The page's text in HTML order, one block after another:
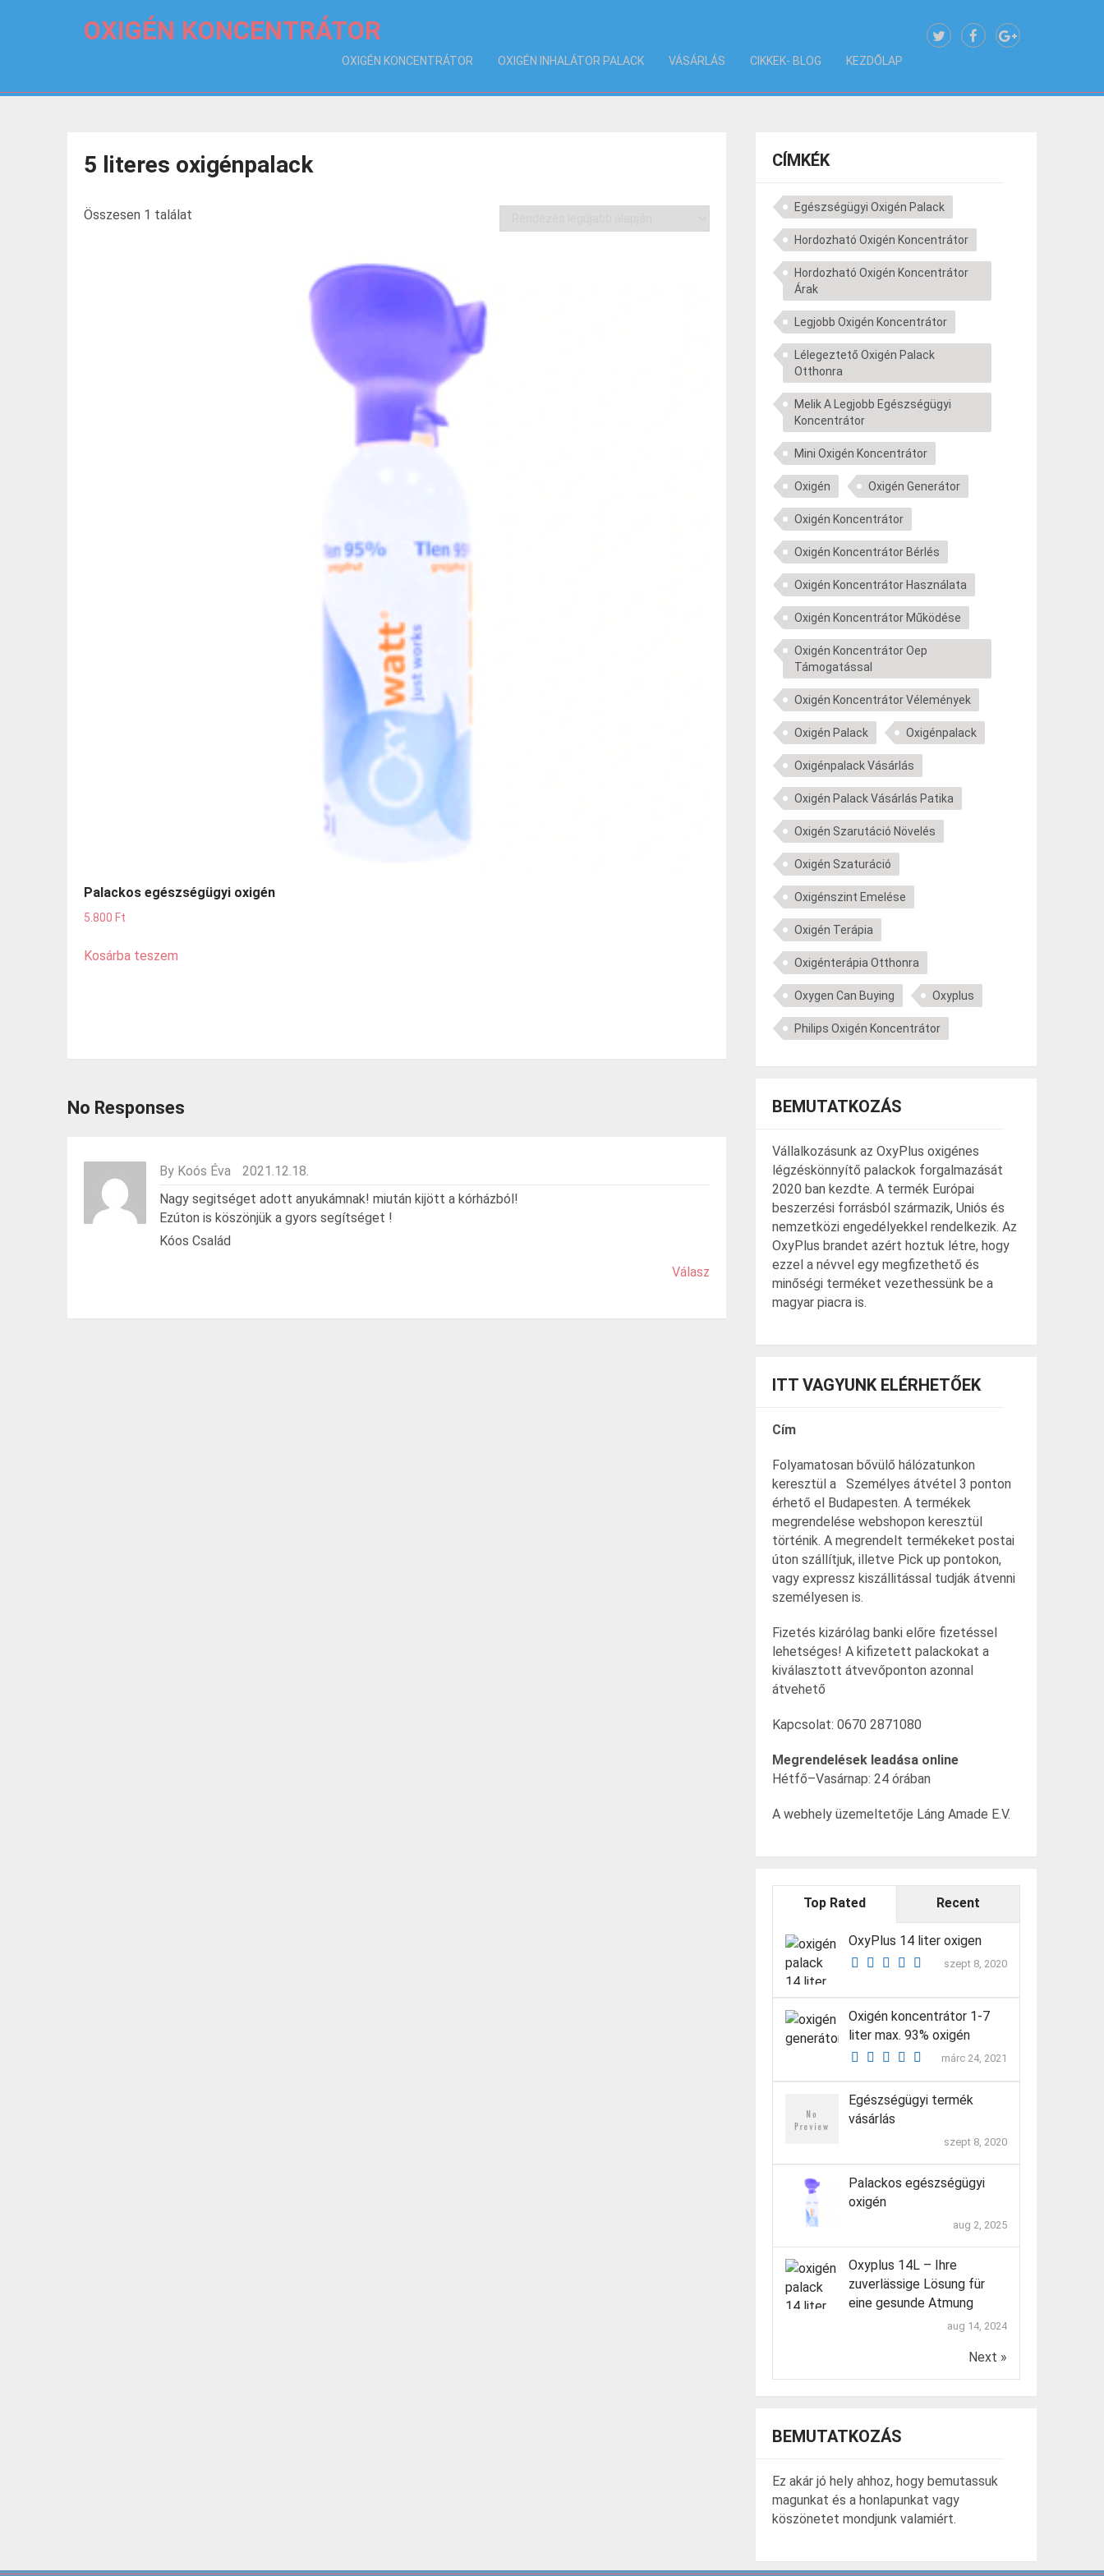
OXIGÉN KONCENTRÁTOR
OXIGÉN KONCENTRÁTOR OXIGÉN INHALÁTOR PALACK VÁSÁRLÁS CIKKEK- BLOG KEZDŐLAP
5 literes oxigénpalack
Összesen 1 találat
Palackos egészségügyi oxigén
5.800 Ft
Kosárba teszem
No Responses
By Koós Éva
2021.12.18.
Nagy segitséget adott anyukámnak! miután kijött a kórházból!
Ezúton is köszönjük a gyors segítséget !
Kóos Család
Válasz
CÍMKÉK
Egészségügyi Oxigén Palack
Hordozható Oxigén Koncentrátor
Hordozható Oxigén Koncentrátor
Árak
Legjobb Oxigén Koncentrátor
Lélegeztető Oxigén Palack
Otthonra
Melik A Legjobb Egészségügyi
Koncentrátor
Mini Oxigén Koncentrátor
Oxigén Oxigén Generátor
Oxigén Koncentrátor
Oxigén Koncentrátor Bérlés
Oxigén Koncentrátor Használata
Oxigén Koncentrátor Működése
Oxigén Koncentrátor Oep
Támogatással
Oxigén Koncentrátor Vélemények
Oxigén Palack Oxigénpalack
Oxigénpalack Vásárlás
Oxigén Palack Vásárlás Patika
Oxigén Szarutáció Növelés
Oxigén Szaturáció
Oxigénszint Emelése
Oxigén Terápia
Oxigénterápia Otthonra
Oxygen Can Buying Oxyplus
Philips Oxigén Koncentrátor
BEMUTATKOZÁS
Vállalkozásunk az OxyPlus oxigénes
légzéskönnyítő palackok forgalmazását
2020 ban kezdte. A termék Európai
beszerzési forrásból származik, Uniós és
nemzetközi engedélyekkel rendelkezik. Az
OxyPlus brandet azért hoztuk létre, hogy
ezzel a névvel egy megfizethető és
minőségi terméket vezethessünk be a
magyar piacra is.
ITT VAGYUNK ELÉRHETŐEK
Cím
Folyamatosan bővülő hálózatunkon
keresztül a Személyes átvétel 3 ponton
érhető el Budapesten. A termékek
megrendelése webshopon keresztül
történik. A megrendelt termékeket postai
úton szállítjuk, illetve Pick up pontokon,
vagy expressz kiszállitással tudják átvenni
személyesen is.
Fizetés kizárólag banki előre fizetéssel
lehetséges! A kifizetett palackokat a
kiválasztott átvevőponton azonnal
átvehető
Kapcsolat: 0670 2871080
Megrendelések leadása online
Hétfő–Vasárnap: 24 órában
A webhely üzemeltetője Láng Amade E.V.
Top Rated Recent
OxyPlus 14 liter oxigen
szept 8, 2020
Oxigén koncentrátor 1-7
liter max. 93% oxigén
márc 24, 2021
Egészségügyi termék
vásárlás
szept 8, 2020
Palackos egészségügyi
oxigén
aug 2, 2025
Oxyplus 14L – Ihre
zuverlässige Lösung für
eine gesunde Atmung
aug 14, 2024
Next »
BEMUTATKOZÁS
Ez akár jó hely ahhoz, hogy bemutassuk
magunkat és a honlapunkat vagy
köszönetet mondjunk valamiért.